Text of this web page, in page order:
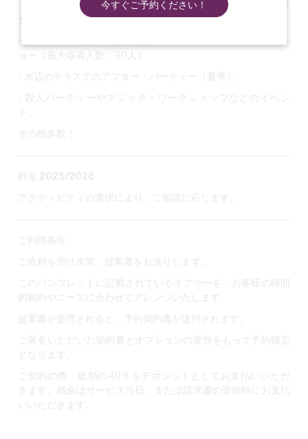
- 即興演劇やスタンダップ・コメディなどのアーティスティッ
クな活動、振り付けやスピーチの習得。
- キャバレーの雰囲気を楽しむランチ・ショーやディナー・シ
ョー（最大収容人数：30人）
- 水辺のテラスでのアフター・パーティー（夏季）。
- 殺人パーティーやマジック・ワークショップなどのイベン
その他多数！
料金 2025/2026
アクティビティの選択により、ご相談に応じます。
ご利用条件
ご依頼を受け次第、提案書をお送りします。
このパンフレットに記載されているオファーを、お客様の時間
的制約やニーズに合わせてアレンジいたします。
提案書が受理されると、予約契約書が送付されます。
ご署名いただいた契約書とオプションの受領をもって予約確定
となります。
ご契約の際、総額の40％をデポジットとしてお支払いいただ
きます。残金はサービス当日、または請求書の受領時にお支払
いいただきます。
今すぐご予約ください！